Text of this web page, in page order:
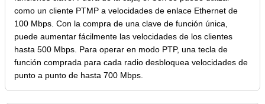
como un cliente PTMP a velocidades de enlace Ethernet de
100 Mbps. Con la compra de una clave de función única,
puede aumentar fácilmente las velocidades de los clientes
hasta 500 Mbps. Para operar en modo PTP, una tecla de
función comprada para cada radio desbloquea velocidades de
punto a punto de hasta 700 Mbps.